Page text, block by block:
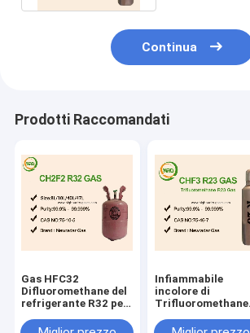
Continua
Prodotti Raccomandati
Gas HFC32
Difluoromethane del
refrigerante R32 per
d'aria
Infiammabile
incolore di
Trifluoromethane
refrigerante di